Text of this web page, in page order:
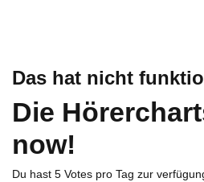
Das hat nicht
Die
now!
Du hast 5 Votes pro Tag zur